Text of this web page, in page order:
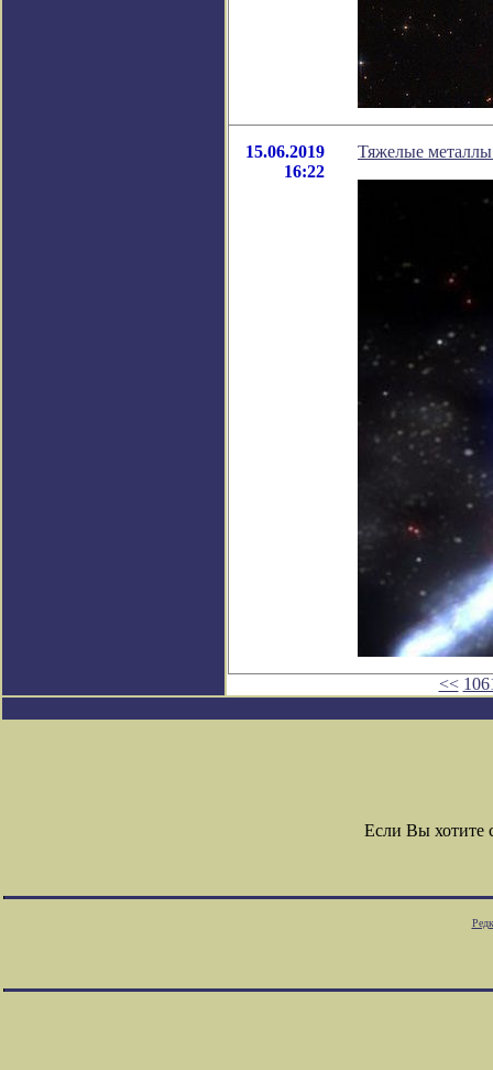
15.06.2019
16:22
Тяжелые металлы
<<
Если Вы хотите